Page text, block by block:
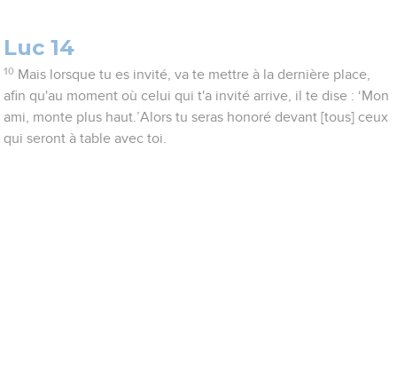
Luc 14
10 Mais lorsque tu es invité, va te mettre à la dernière place,
afin qu'au moment où celui qui t'a invité arrive, il te dise : ‘Mon
ami, monte plus haut.’Alors tu seras honoré devant [tous] ceux
qui seront à table avec toi.